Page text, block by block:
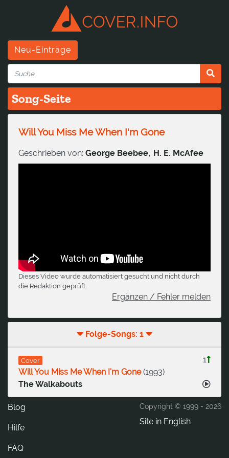
Neu-Einträge
Song-Seite
Will You Miss Me When I'm Gone
Geschrieben von: George Beebee, H. E. McAfee
Dieses Video wurde automatisiert gesucht und nicht durch
die Redaktion geprüft.
Ergänzen / Fehler melden
Folge-Songs: 1
Cover
1
Will You Miss Me When I'm Gone(1993)
The Walkabouts
Copyright © 1999 - 2026
Site in English
Blog
Hilfe
FAQ